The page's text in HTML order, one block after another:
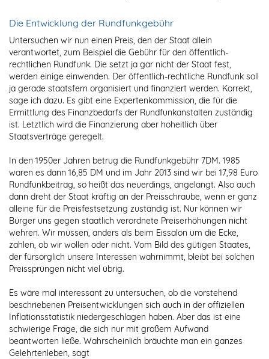
Die Entwicklung der Rundfunkgebühr
Untersuchen wir nun einen Preis, den der Staat allein
verantwortet, zum Beispiel die Gebühr für den öffentlich-
rechtlichen Rundfunk. Die setzt ja gar nicht der Staat fest,
werden einige einwenden. Der öffentlich-rechtliche Rundfunk soll
ja gerade staatsfern organisiert und finanziert werden. Korrekt,
sage ich dazu. Es gibt eine Expertenkommission, die für die
Ermittlung des Finanzbedarfs der Rundfunkanstalten zuständig
ist. Letztlich wird die Finanzierung aber hoheitlich über
Staatsverträge geregelt.
In den 1950er Jahren betrug die Rundfunkgebühr 7DM. 1985
waren es dann 16,85 DM und im Jahr 2013 sind wir bei 17,98 Euro
Rundfunkbeitrag, so heißt das neuerdings, angelangt. Also auch
dann dreht der Staat kräftig an der Preisschraube, wenn er ganz
alleine für die Preisfestsetzung zuständig ist. Nur können wir
Bürger uns gegen staatlich verordnete Preiserhöhungen nicht
wehren. Wir müssen, anders als beim Eissalon um die Ecke,
zahlen, ob wir wollen oder nicht. Vom Bild des gütigen Staates,
der fürsorglich unsere Interessen wahrnimmt, bleibt bei solchen
Preissprüngen nicht viel übrig.
Es wäre mal interessant zu untersuchen, ob die vorstehend
beschriebenen Preisentwicklungen sich auch in der offiziellen
Inflationsstatistik niedergeschlagen haben. Aber das ist eine
schwierige Frage, die sich nur mit großem Aufwand
beantworten ließe. Wahrscheinlich bräuchte man ein ganzes
Gelehrtenleben, sagt